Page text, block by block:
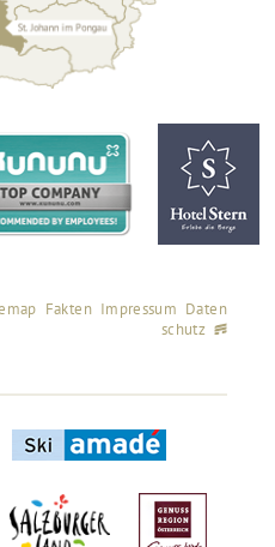
Fakten Impressum Daten
schutz